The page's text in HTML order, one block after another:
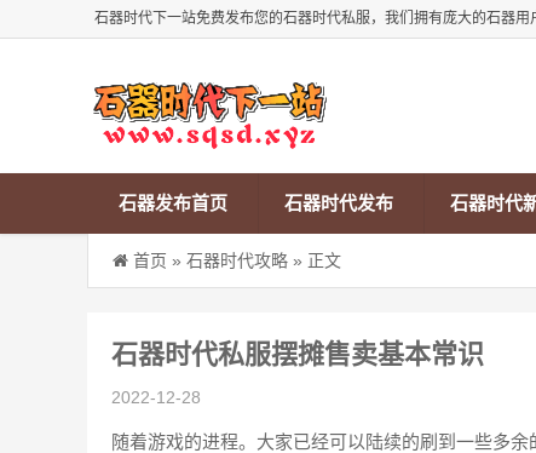
石器时代下一站免费发布您的石器时代私服，我们拥有庞大的石器用
石器发布首页 石器时代发布 石器时代
首页 » 石器时代攻略 » 正文
石器时代私服摆摊售卖基本常识
2022-12-28
随着游戏的进程。大家已经可以陆续的刷到一些多